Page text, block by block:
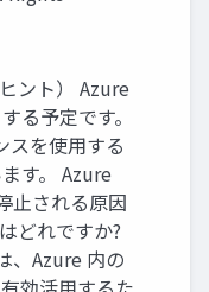
ント） Azure
る予定です。
スを使用する
す。 Azure
止される原因
どれですか?
、Azure 内の